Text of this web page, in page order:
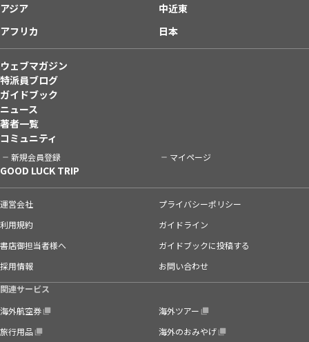
アジア
中近東
アフリカ
日本
ウェブマガジン
特派員ブログ
ガイドブック
ニュース
著者一覧
コミュニティ
新規会員登録 マイページ
GOOD LUCK TRIP
運営会社
プライバシーポリシー
利用規約
ガイドライン
書店御担当者様へ
ガイドブックに投稿する
採用情報
お問い合わせ
関連サービス
海外航空券
海外ツアー
旅行用品
海外のおみやげ